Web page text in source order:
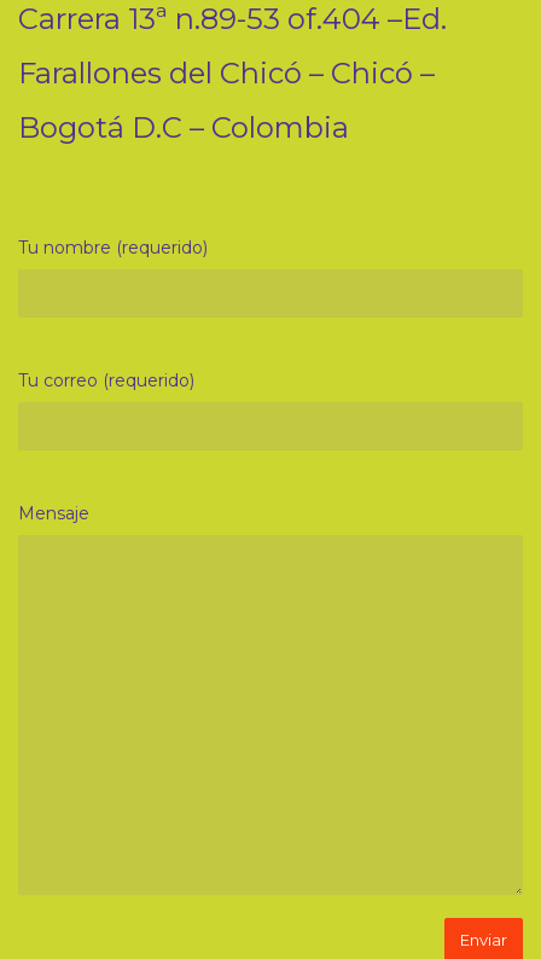
Carrera 13ª n.89-53 of.404 –Ed.
Farallones del Chicó – Chicó –
Bogotá D.C – Colombia
Tu nombre (requerido)
Tu correo (requerido)
Mensaje